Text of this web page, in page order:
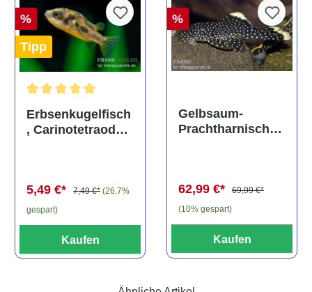
%
Tipp
Durchschnittliche Bewertung von 5 von 5 Sternen
Erbsenkugelfisch
, Carinotetraodon
5,49 €* 7,49 €* (26.7%
gespart)
Kaufen
%
Gelbsaum-
Prachtharnischw
62,99 €*
69,99 €*
(10% gespart)
Kaufen